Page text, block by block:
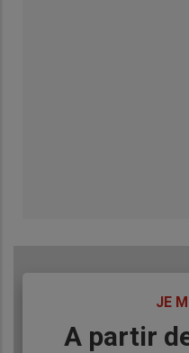
JE
Body
A partir